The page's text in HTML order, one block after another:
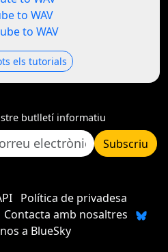
to WAV
to WAV
els tutorials
butlletí informatiu
Subscriu
Política de privadesa
Contacta amb nosaltres
a BlueSky